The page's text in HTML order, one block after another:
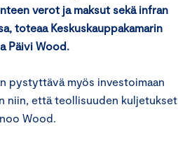
verot ja maksut sekä infran
toteaa Keskuskauppakamarin
Päivi Wood.
pystyttävä myös investoimaan
niin, että teollisuuden kuljetukset
Wood.